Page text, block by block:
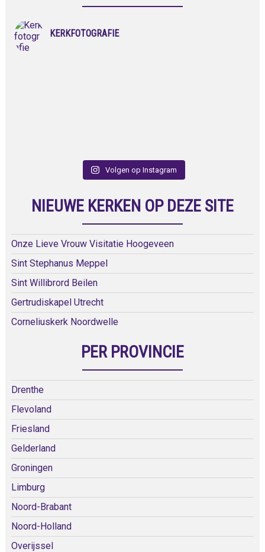
KERKFOTOGRAFIE
Volgen op Instagram
NIEUWE KERKEN OP DEZE SITE
Onze Lieve Vrouw Visitatie Hoogeveen
Sint Stephanus Meppel
Sint Willibrord Beilen
Gertrudiskapel Utrecht
Corneliuskerk Noordwelle
PER PROVINCIE
Drenthe
Flevoland
Friesland
Gelderland
Groningen
Limburg
Noord-Brabant
Noord-Holland
Overijssel